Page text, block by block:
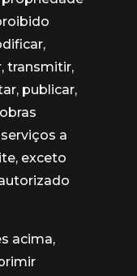
transmitir,
publicar,
a
exceto
acima,